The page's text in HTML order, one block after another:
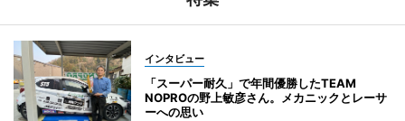
インタビュー
「スーパー耐久」で年間優勝したTEAM
NOPROの野上敏彦さん。メカニックとレーサ
ーへの思い